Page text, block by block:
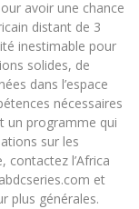
avoir une chance
distant de 3
inestimable pour
solides, de
dans l’espace
nécessaires
un programme qui
sur les
contactez l’Africa
et
plus générales.